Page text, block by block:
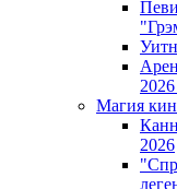
2026
Магия
2026